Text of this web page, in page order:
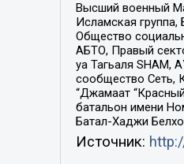
Высший военный
Исламская
Общество
АБТО, Правый
уа Тагьаля
сообщество Сеть,
“Джамаат
батальон имени
Батал-Хаджи
Источник: